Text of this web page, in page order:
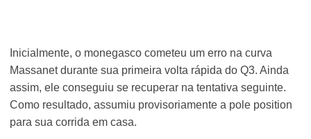
Inicialmente, o monegasco cometeu um erro na curva
Massanet durante sua primeira volta rápida do Q3. Ainda
assim, ele conseguiu se recuperar na tentativa seguinte.
Como resultado, assumiu provisoriamente a pole position
para sua corrida em casa.